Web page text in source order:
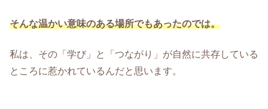
そんな温かい意味のある場所でもあったのでは。
私は、その「学び」と「つながり」が自然に共存している
ところに惹かれているんだと思います。